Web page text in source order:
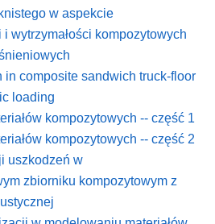
w aspekcie
wytrzymałości kompozytowych
in composite sandwich truck-floor
loading
kompozytowych -- część 1
kompozytowych -- część 2
uszkodzeń w
zbiorniku kompozytowym z